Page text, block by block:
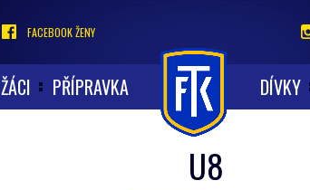
FACEBOOK ŽENY
ŽÁCI PŘÍPRAVKA DÍVKY
U8